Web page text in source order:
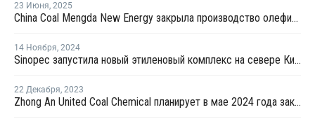
23 Июня, 2025
China Coal Mengda New Energy закрыла производство олефинов на ремонт
14 Ноября, 2024
Sinopec запустила новый этиленовый комплекс на севере Китая
22 Декабря, 2023
Zhong An United Coal Chemical планирует в мае 2024 года закрыть на ремонт производство ПЭ в Китае